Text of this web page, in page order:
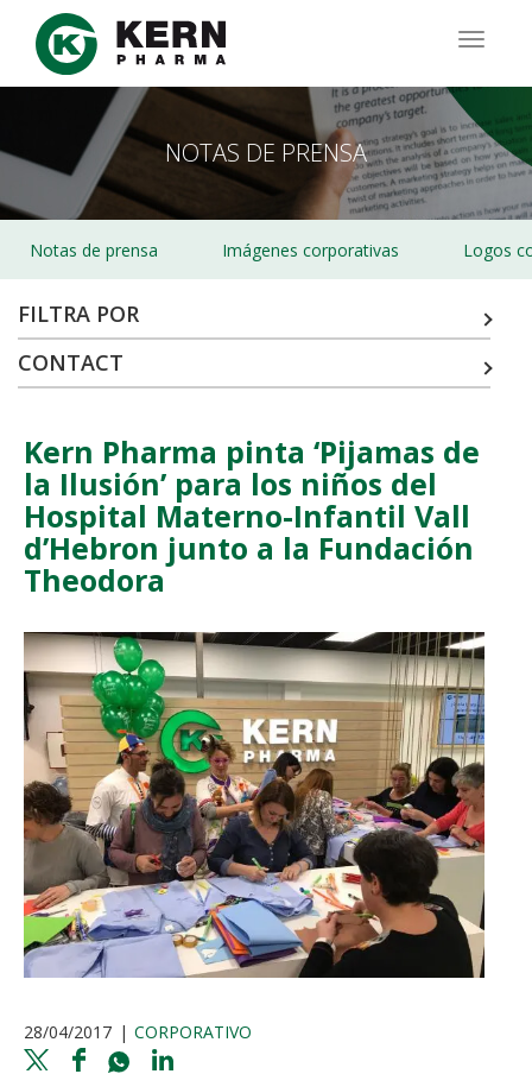
Pasar
contenido
NOTAS DE PRENSA
Notas de prensa Imágenes corporativas Logos
FILTRA POR
CONTACT
Kern Pharma pinta ‘Pijamas de
la Ilusión’ para los niños del
Hospital Materno-Infantil Vall
d’Hebron junto a la Fundación
Theodora
28/04/2017 CORPORATIVO
TwitterFacebookWhatsapp